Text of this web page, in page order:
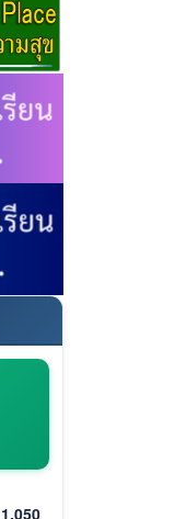
1,050